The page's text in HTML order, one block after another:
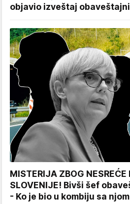
objavio izveštaj
MISTERIJA ZBOG NESREĆE
SLOVENIJE! Bivši šef
- Ko je bio u kombiju sa